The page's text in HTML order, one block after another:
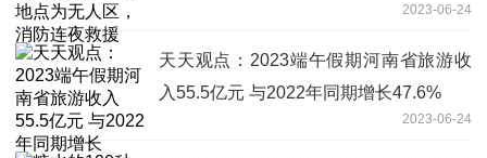
2023-06-24
天天观点：2023端午假期河南省旅游收
入55.5亿元 与2022年同期增长47.6%
2023-06-24